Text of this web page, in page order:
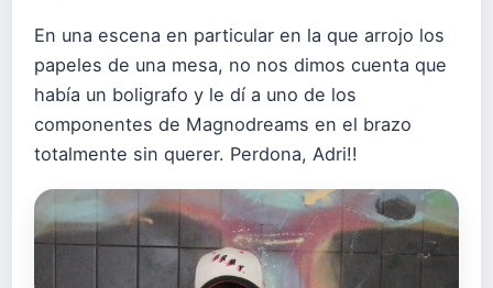
En una escena en particular en la que arrojo los
papeles de una mesa, no nos dimos cuenta que
había un boligrafo y le dí a uno de los
componentes de Magnodreams en el brazo
totalmente sin querer. Perdona, Adri!!